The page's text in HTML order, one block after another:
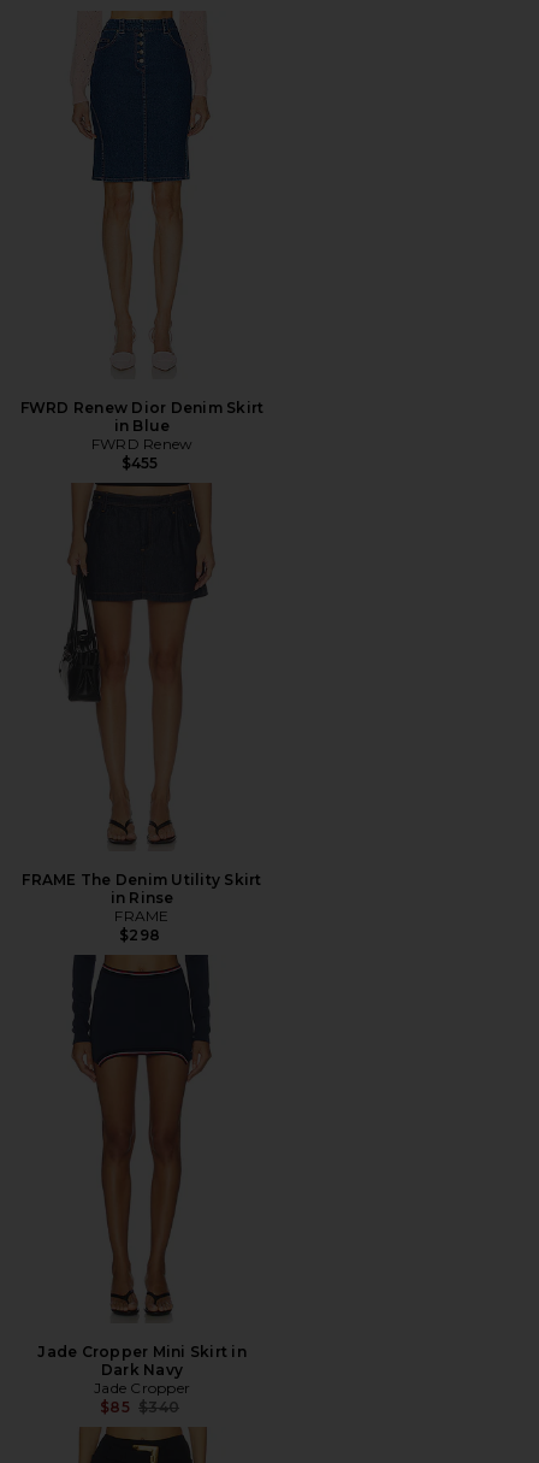
FWRD Renew Dior Denim Skirt
in Blue
FWRD Renew
$455
FRAME The Denim Utility Skirt
in Rinse
FRAME
$298
Jade Cropper Mini Skirt in
Dark Navy
Jade Cropper
$85 전 가격:
$340